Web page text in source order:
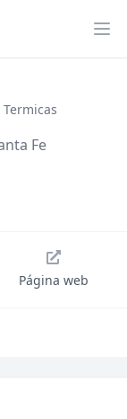
Fe
Página web